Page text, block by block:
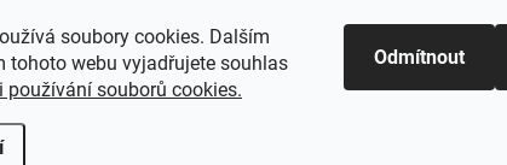
soubory cookies. Dalším
tohoto webu vyjadřujete souhlas
používání souborů cookies.
Odmítnout